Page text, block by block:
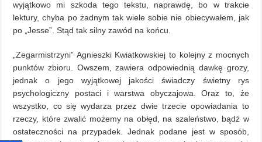
wyjątkowo mi szkoda tego tekstu, naprawdę, bo w trakcie
lektury, chyba po żadnym tak wiele sobie nie obiecywałem, jak
po „Jesse”. Stąd tak silny zawód na końcu.
„Zegarmistrzyni” Agnieszki Kwiatkowskiej to kolejny z mocnych
punktów zbioru. Owszem, zawiera odpowiednią dawkę grozy,
jednak o jego wyjątkowej jakości świadczy świetny rys
psychologiczny postaci i warstwa obyczajowa. Oraz to, że
wszystko, co się wydarza przez dwie trzecie opowiadania to
rzeczy, które zwalić możemy na obłęd, na szaleństwo, bądź w
ostateczności na przypadek. Jednak podane jest w sposób,